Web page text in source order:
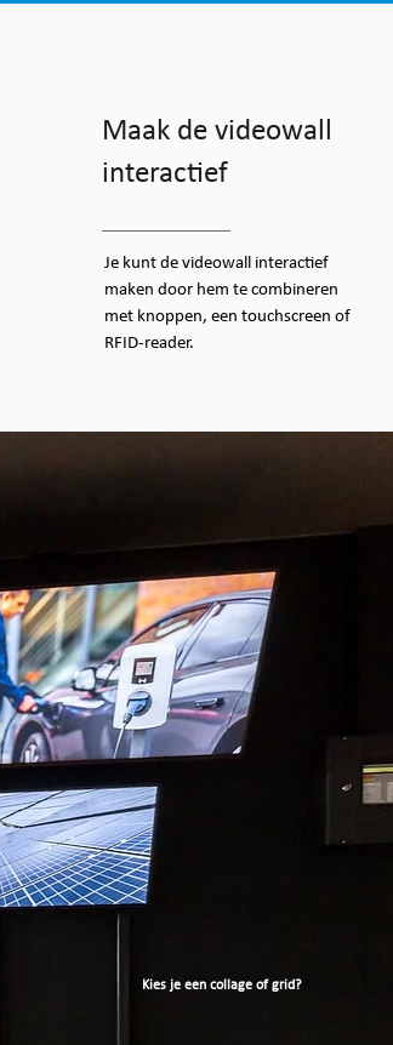
Maak de videowall
interactief
Je kunt de videowall interactief
maken door hem te combineren
met knoppen, een touchscreen of
RFID-reader.
Kies je een collage of grid?